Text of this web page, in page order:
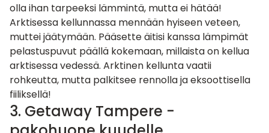
olla ihan tarpeeksi lämmintä, mutta ei hätää!
Arktisessa kellunnassa mennään hyiseen veteen,
muttei jäätymään. Pääsette äitisi kanssa lämpimät
pelastuspuvut päällä kokemaan, millaista on kellua
arktisessa vedessä. Arktinen kelluntavaatii
rohkeutta, mutta palkitsee rennolla ja eksoottisella
fiiliksellä!
3. Getaway Tampere -